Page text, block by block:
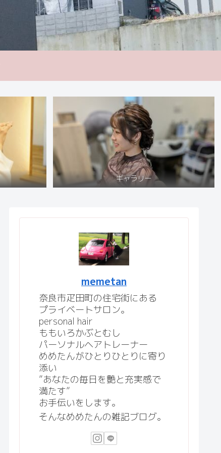
ギャラリー
memetan
奈良市疋田町の住宅街にある
プライベートサロン。
personal hair
ももいろかぶとむし
パーソナルヘアトレーナー
めめたんがひとりひとりに寄り
添い
”あなたの毎日を艶と充実感で
満たす”
お手伝いをします。
そんなめめたんの雑記ブログ。